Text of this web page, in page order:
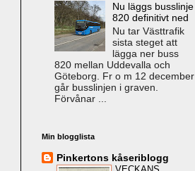
Nu läggs busslinje
820 definitivt ned
Nu tar Västtrafik
sista steget att
lägga ner buss
820 mellan Uddevalla och
Göteborg. Fr o m 12 december
går busslinjen i graven.
Förvånar ...
Min blogglista
Pinkertons kåseriblogg